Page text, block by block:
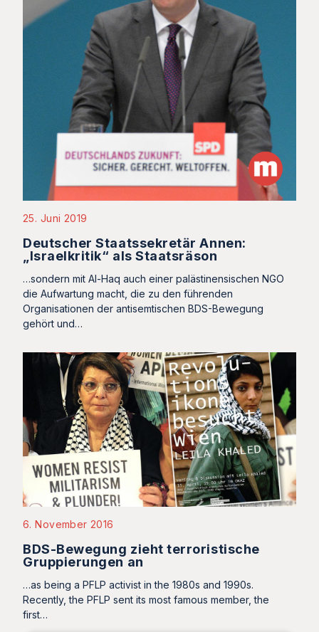
25. Juni 2019
Deutscher Staatssekretär Annen:
„Israelkritik“ als Staatsräson
…sondern mit Al-Haq auch einer palästinensischen NGO
die Aufwartung macht, die zu den führenden
Organisationen der antisemtischen BDS-Bewegung
gehört und…
6. November 2016
BDS-Bewegung zieht terroristische
Gruppierungen an
…as being a PFLP activist in the 1980s and 1990s.
Recently, the PFLP sent its most famous member, the
first…